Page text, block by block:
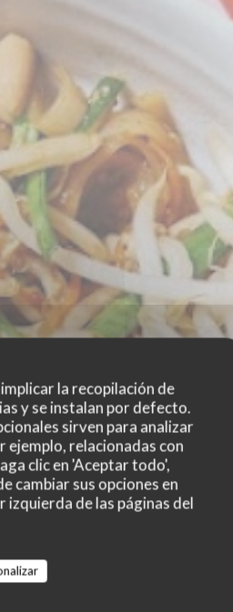
la recopilación de
y se instalan por defecto.
sirven para analizar
ejemplo, relacionadas con
clic en 'Aceptar todo',
cambiar sus opciones en
de las páginas del